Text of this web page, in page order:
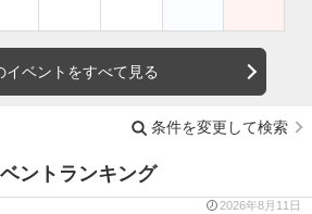
イベントをすべて見る
条件を変更して検索
ントランキング
2026年8月11日